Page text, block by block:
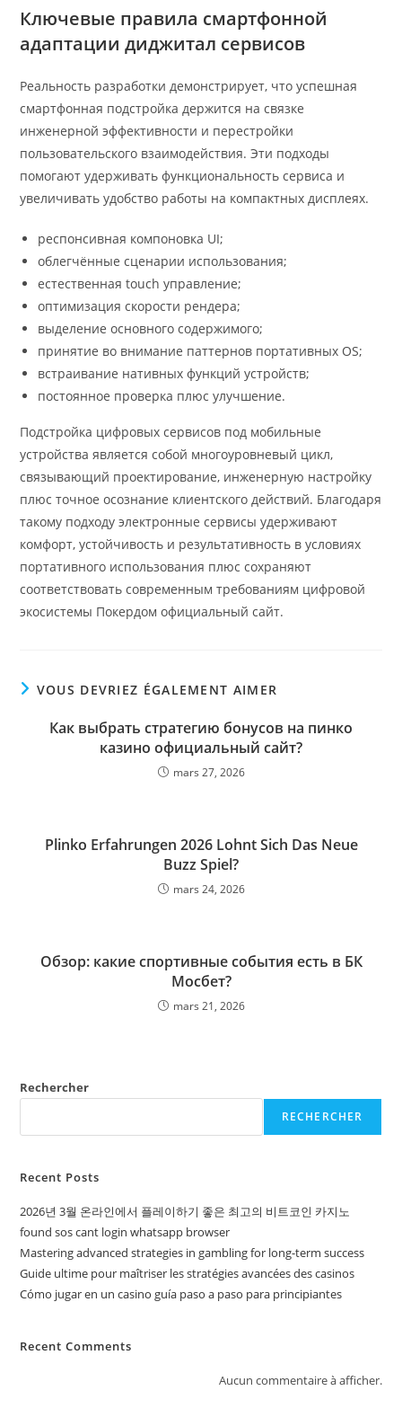
Ключевые правила смартфонной
адаптации диджитал сервисов
Реальность разработки демонстрирует, что успешная
смартфонная подстройка держится на связке
инженерной эффективности и перестройки
пользовательского взаимодействия. Эти подходы
помогают удерживать функциональность сервиса и
увеличивать удобство работы на компактных дисплеях.
респонсивная компоновка UI;
облегчённые сценарии использования;
естественная touch управление;
оптимизация скорости рендера;
выделение основного содержимого;
принятие во внимание паттернов портативных OS;
встраивание нативных функций устройств;
постоянное проверка плюс улучшение.
Подстройка цифровых сервисов под мобильные
устройства является собой многоуровневый цикл,
связывающий проектирование, инженерную настройку
плюс точное осознание клиентского действий. Благодаря
такому подходу электронные сервисы удерживают
комфорт, устойчивость и результативность в условиях
портативного использования плюс сохраняют
соответствовать современным требованиям цифровой
экосистемы Покердом официальный сайт.
VOUS DEVRIEZ ÉGALEMENT AIMER
Как выбрать стратегию бонусов на пинко
казино официальный сайт?
mars 27, 2026
Plinko Erfahrungen 2026 Lohnt Sich Das Neue
Buzz Spiel?
mars 24, 2026
Обзор: какие спортивные события есть в БК
Мосбет?
mars 21, 2026
Rechercher
RECHERCHER
Recent Posts
2026년 3월 온라인에서 플레이하기 좋은 최고의 비트코인 카지노
found sos cant login whatsapp browser
Mastering advanced strategies in gambling for long-term success
Guide ultime pour maîtriser les stratégies avancées des casinos
Cómo jugar en un casino guía paso a paso para principiantes
Recent Comments
Aucun commentaire à afficher.